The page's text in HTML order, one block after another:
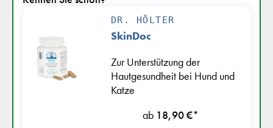
DR. HÖLTER
SkinDoc
Zur Unterstützung der
Hautgesundheit bei Hund und
Katze
ab 18,90 €*